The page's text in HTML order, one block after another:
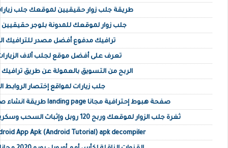
طريقة جلب زوار حقيقيين لموقعك جلب
جلب زوار لموقعك للمدونة بلوجر
ترافيك مدفوع أفضل مصدر للترافيك
تعرف على أفضل موقع لجلب ألاف
الربح من التسويق بالعمولة عن طريق ترافيك
جلب زيارات لمواقع إختصار الروابط
طريقة انشاء صفحة هبوط مجانية ناجحة landing page صفحة هبوط إحترافية مجانا
ثغرة جلب الزوار لموقعك وربح 120 روبل وإثباث السحب وسكريبت مضاعفة الأرباح 2022
App Apk (Android Tutorial) apk decompiler